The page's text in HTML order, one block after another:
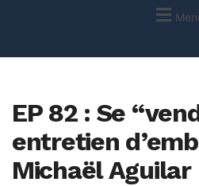
EP 82 : Se
entretien
Michaël Aguilar